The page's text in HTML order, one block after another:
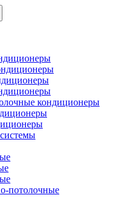
кондиционеры
потолочные